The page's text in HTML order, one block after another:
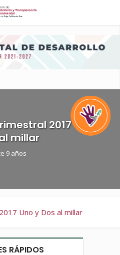
2017 Uno y
millar
9 años
Uno y Dos al millar
RÁPIDOS